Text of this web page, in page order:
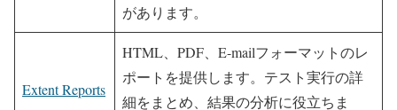
があります。
Extent Reports
HTML、PDF、E-mailフォーマットのレ
ポートを提供します。テスト実行の詳
細をまとめ、結果の分析に役立ちま